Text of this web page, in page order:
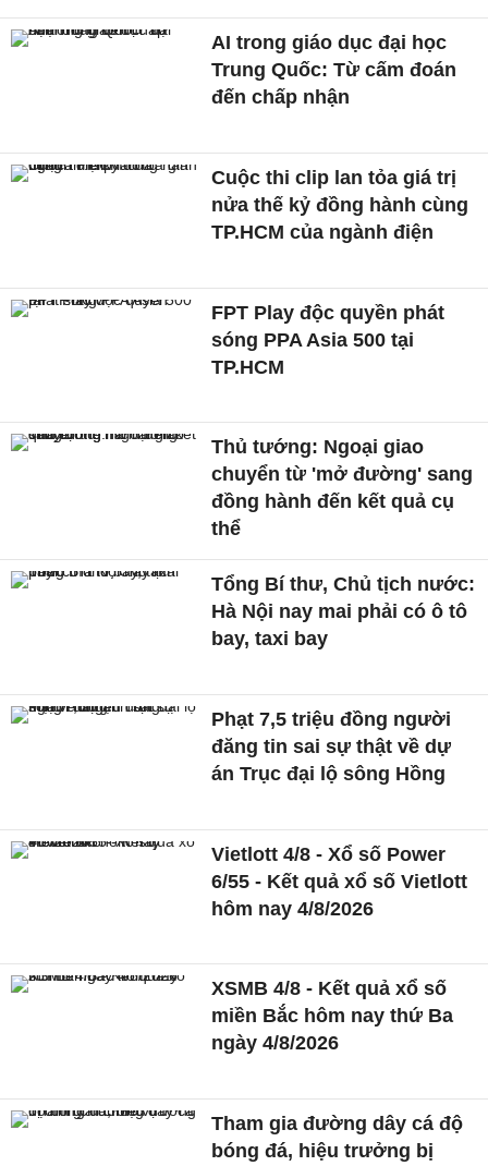
AI trong giáo dục đại học
Trung Quốc: Từ cấm đoán
đến chấp nhận
Cuộc thi clip lan tỏa giá trị
nửa thế kỷ đồng hành cùng
TP.HCM của ngành điện
FPT Play độc quyền phát
sóng PPA Asia 500 tại
TP.HCM
Thủ tướng: Ngoại giao
chuyển từ 'mở đường' sang
đồng hành đến kết quả cụ
thể
Tổng Bí thư, Chủ tịch nước:
Hà Nội nay mai phải có ô tô
bay, taxi bay
Phạt 7,5 triệu đồng người
đăng tin sai sự thật về dự
án Trục đại lộ sông Hồng
Vietlott 4/8 - Xổ số Power
6/55 - Kết quả xổ số Vietlott
hôm nay 4/8/2026
XSMB 4/8 - Kết quả xổ số
miền Bắc hôm nay thứ Ba
ngày 4/8/2026
Tham gia đường dây cá độ
bóng đá, hiệu trưởng bị